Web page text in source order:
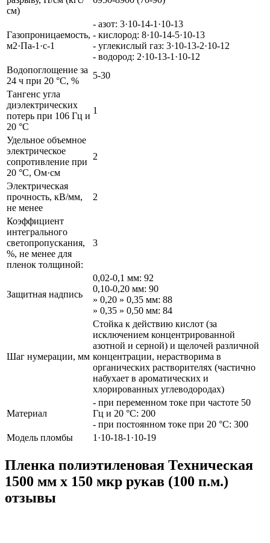
см)
Газопроницаемость,
м2·Па-1·с-1
- азот: 3·10-14-1·10-13
- кислород: 8·10-14-5·10-13
- углекислый газ: 3·10-13-2·10-12
- водород: 2·10-13-1·10-12
Водопоглощение за
24 ч при 20 °С, %
5-30
Тангенс угла
диэлектрических
потерь при 106 Гц и
20 °С
1
Удельное объемное
электрическое
сопротивление при
20 °С, Ом·см
2
Электрическая
прочность, кВ/мм,
не менее
2
Коэффициент
интегрального
светопропускания,
%, не менее для
пленок толщиной:
3
Защитная надпись
0,02-0,1 мм: 92
0,10-0,20 мм: 90
» 0,20 » 0,35 мм: 88
» 0,35 » 0,50 мм: 84
Шаг нумерации, мм
Стойка к действию кислот (за
исключением концентрированной
азотной и серной) и щелочей различной
концентрации, нерастворима в
органических растворителях (частично
набухает в ароматических и
хлорированных углеводородах)
Материал
- при переменном токе при частоте 50
Гц и 20 °С: 200
- при постоянном токе при 20 °С: 300
Модель пломбы
1·10-18-1·10-19
Пленка полиэтиленовая Техническая
1500 мм x 150 мкр рукав (100 п.м.)
отзывы